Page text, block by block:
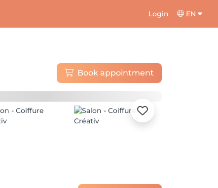
Login EN
Book appointment